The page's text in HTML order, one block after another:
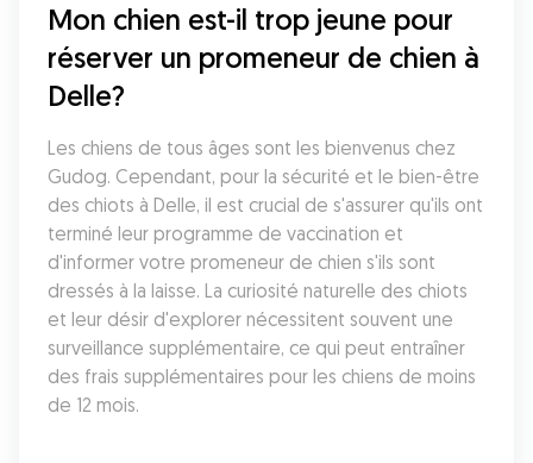
Mon chien est-il trop jeune pour
réserver un promeneur de chien à
Delle?
Les chiens de tous âges sont les bienvenus chez
Gudog. Cependant, pour la sécurité et le bien-être
des chiots à Delle, il est crucial de s'assurer qu'ils ont
terminé leur programme de vaccination et
d'informer votre promeneur de chien s'ils sont
dressés à la laisse. La curiosité naturelle des chiots
et leur désir d'explorer nécessitent souvent une
surveillance supplémentaire, ce qui peut entraîner
des frais supplémentaires pour les chiens de moins
de 12 mois.